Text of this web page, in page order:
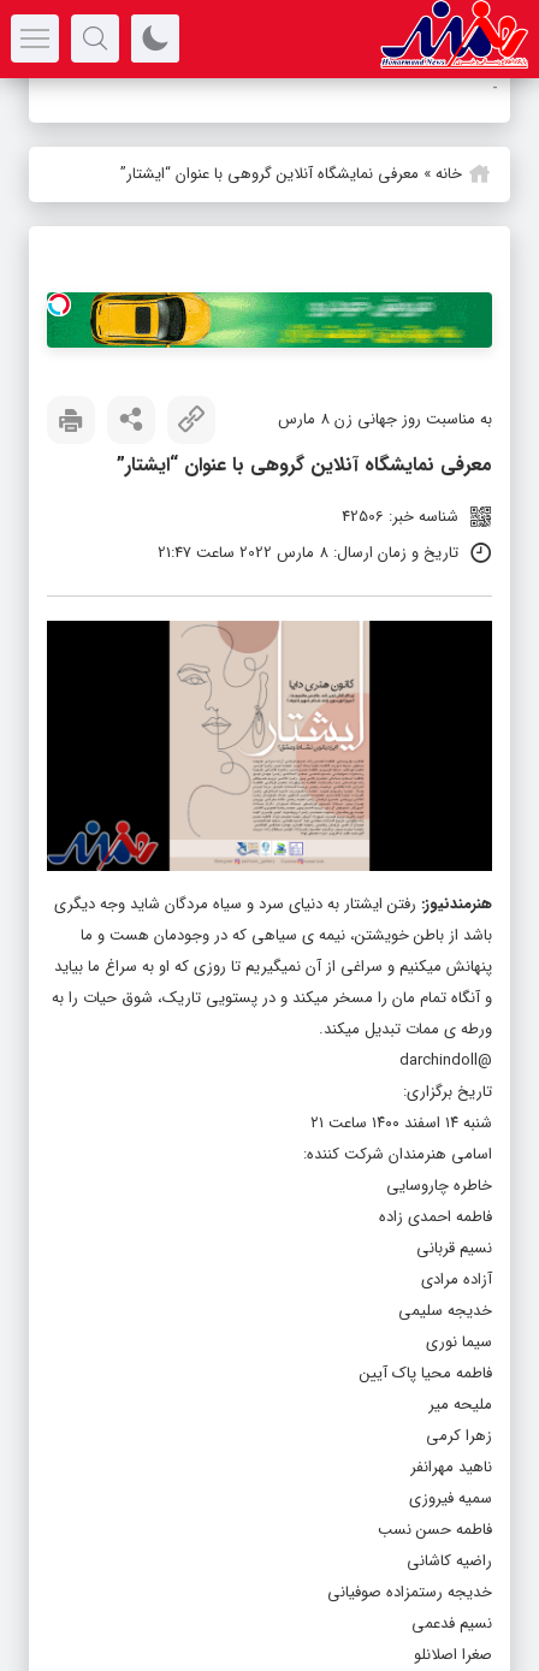
آل-
خانه» معرفی نمایشگاه آنلاین گروهی با عنوان “ایشتار”
به مناسبت روز جهانی زن 8 مارس
معرفی نمایشگاه آنلاین گروهی با عنوان “ایشتار”
شناسه خبر: 42506
تاریخ و زمان ارسال: 8 مارس 2022 ساعت 21:47
هنرمندنیوز: رفتن ایشتار به دنیای سرد و سیاه مردگان شاید وجه دیگری
باشد از باطن خویشتن، نیمه ی سیاهی که در وجودمان هست و ما
پنهانش میکنیم و سراغی از آن نمیگیریم تا روزی که او به سراغ ما بیاید
و آنگاه تمام مان را مسخر میکند و در پستویی تاریک، شوق حیات را به
ورطه ی ممات تبدیل میکند.
@darchindoll
تاریخ برگزاری:
شنبه ۱۴ اسفند ۱۴۰۰ ساعت ۲۱
اسامی هنرمندان شرکت کننده:
خاطره چاروسایی
فاطمه احمدی زاده
نسیم قربانی
آزاده مرادی
خدیجه سلیمی
سیما نوری
فاطمه محیا پاک آیین
ملیحه میر
زهرا کرمی
ناهید مهرانفر
سمیه فیروزی
فاطمه حسن نسب
راضیه کاشانی
خدیجه رستمزاده صوفیانی
نسیم فدعمی
صغرا اصلانلو